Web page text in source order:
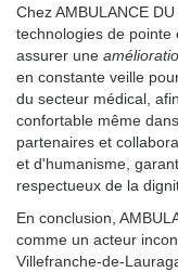
Chez AMBULANCE
technologies de
assurer une
en constante veille
du secteur médical,
confortable même
partenaires et
et d'humanisme,
respectueux de la
En conclusion,
comme un acteur
Villefranche-de-